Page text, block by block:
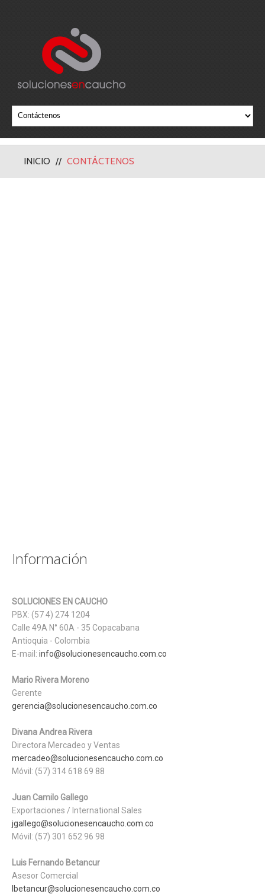
INICIO CONTÁCTENOS
Información
SOLUCIONES EN CAUCHO
PBX: (57 4) 274 1204
Calle 49A N° 60A - 35 Copacabana
Antioquia - Colombia
E-mail: info@solucionesencaucho.com.co
Mario Rivera Moreno
Gerente
gerencia@solucionesencaucho.com.co
Divana Andrea Rivera
Directora Mercadeo y Ventas
mercadeo@solucionesencaucho.com.co
Móvil: (57) 314 618 69 88
Juan Camilo Gallego
Exportaciones / International Sales
jgallego@solucionesencaucho.com.co
Móvil: (57) 301 652 96 98
Luis Fernando Betancur
Asesor Comercial
lbetancur@solucionesencaucho.com.co